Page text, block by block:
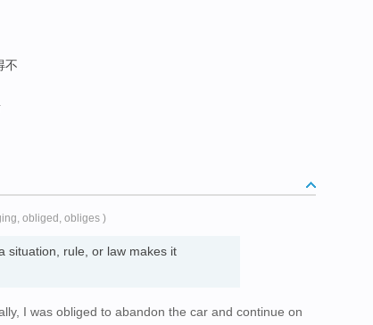
不
obliged, obliges )
situation, rule, or law makes it
I was obliged to abandon the car and continue on